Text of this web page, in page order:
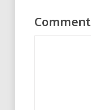
Comment